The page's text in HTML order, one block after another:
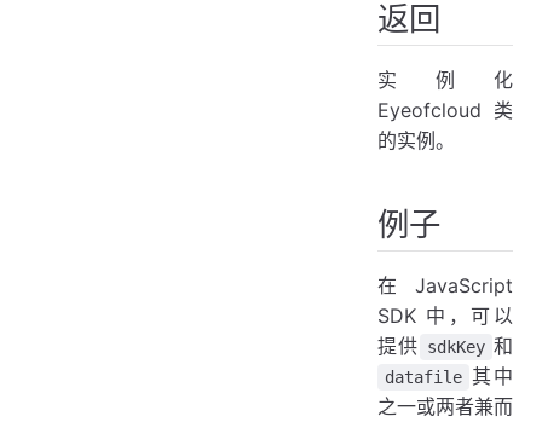
返回
实例化
Eyeofcloud 类
的实例。
例子
在 JavaScript
SDK 中，可以
提供 sdkKey 和
datafile 其中
之一或两者兼而